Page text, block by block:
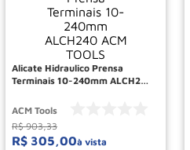
Alicate Hidraulico Prensa
Terminais 10-240mm ALCH240
ACM Tools
R$ 903,33
R$ 305,00à vista